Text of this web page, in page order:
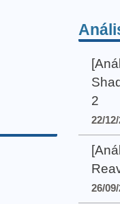
2
22/
26/